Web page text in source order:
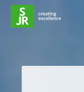
Hoppa till innehåll